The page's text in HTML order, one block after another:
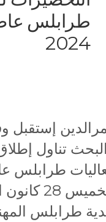
طرابلس
2024
إستقبل
تناول
طرابلس